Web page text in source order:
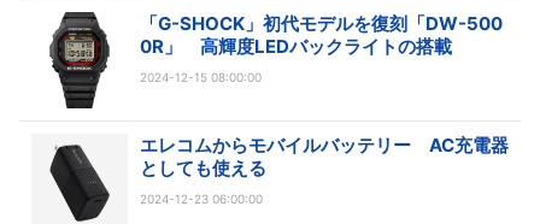
「G-SHOCK」初代モデルを復刻「DW-500
0R」 高輝度LEDバックライトの搭載
2024-12-15 08:00:00
エレコムからモバイルバッテリー AC充電器
としても使える
2024-12-23 06:00:00